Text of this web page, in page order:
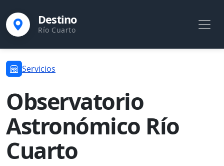
Destino
Río Cuarto
Servicios
Observatorio
Astronómico Río
Cuarto